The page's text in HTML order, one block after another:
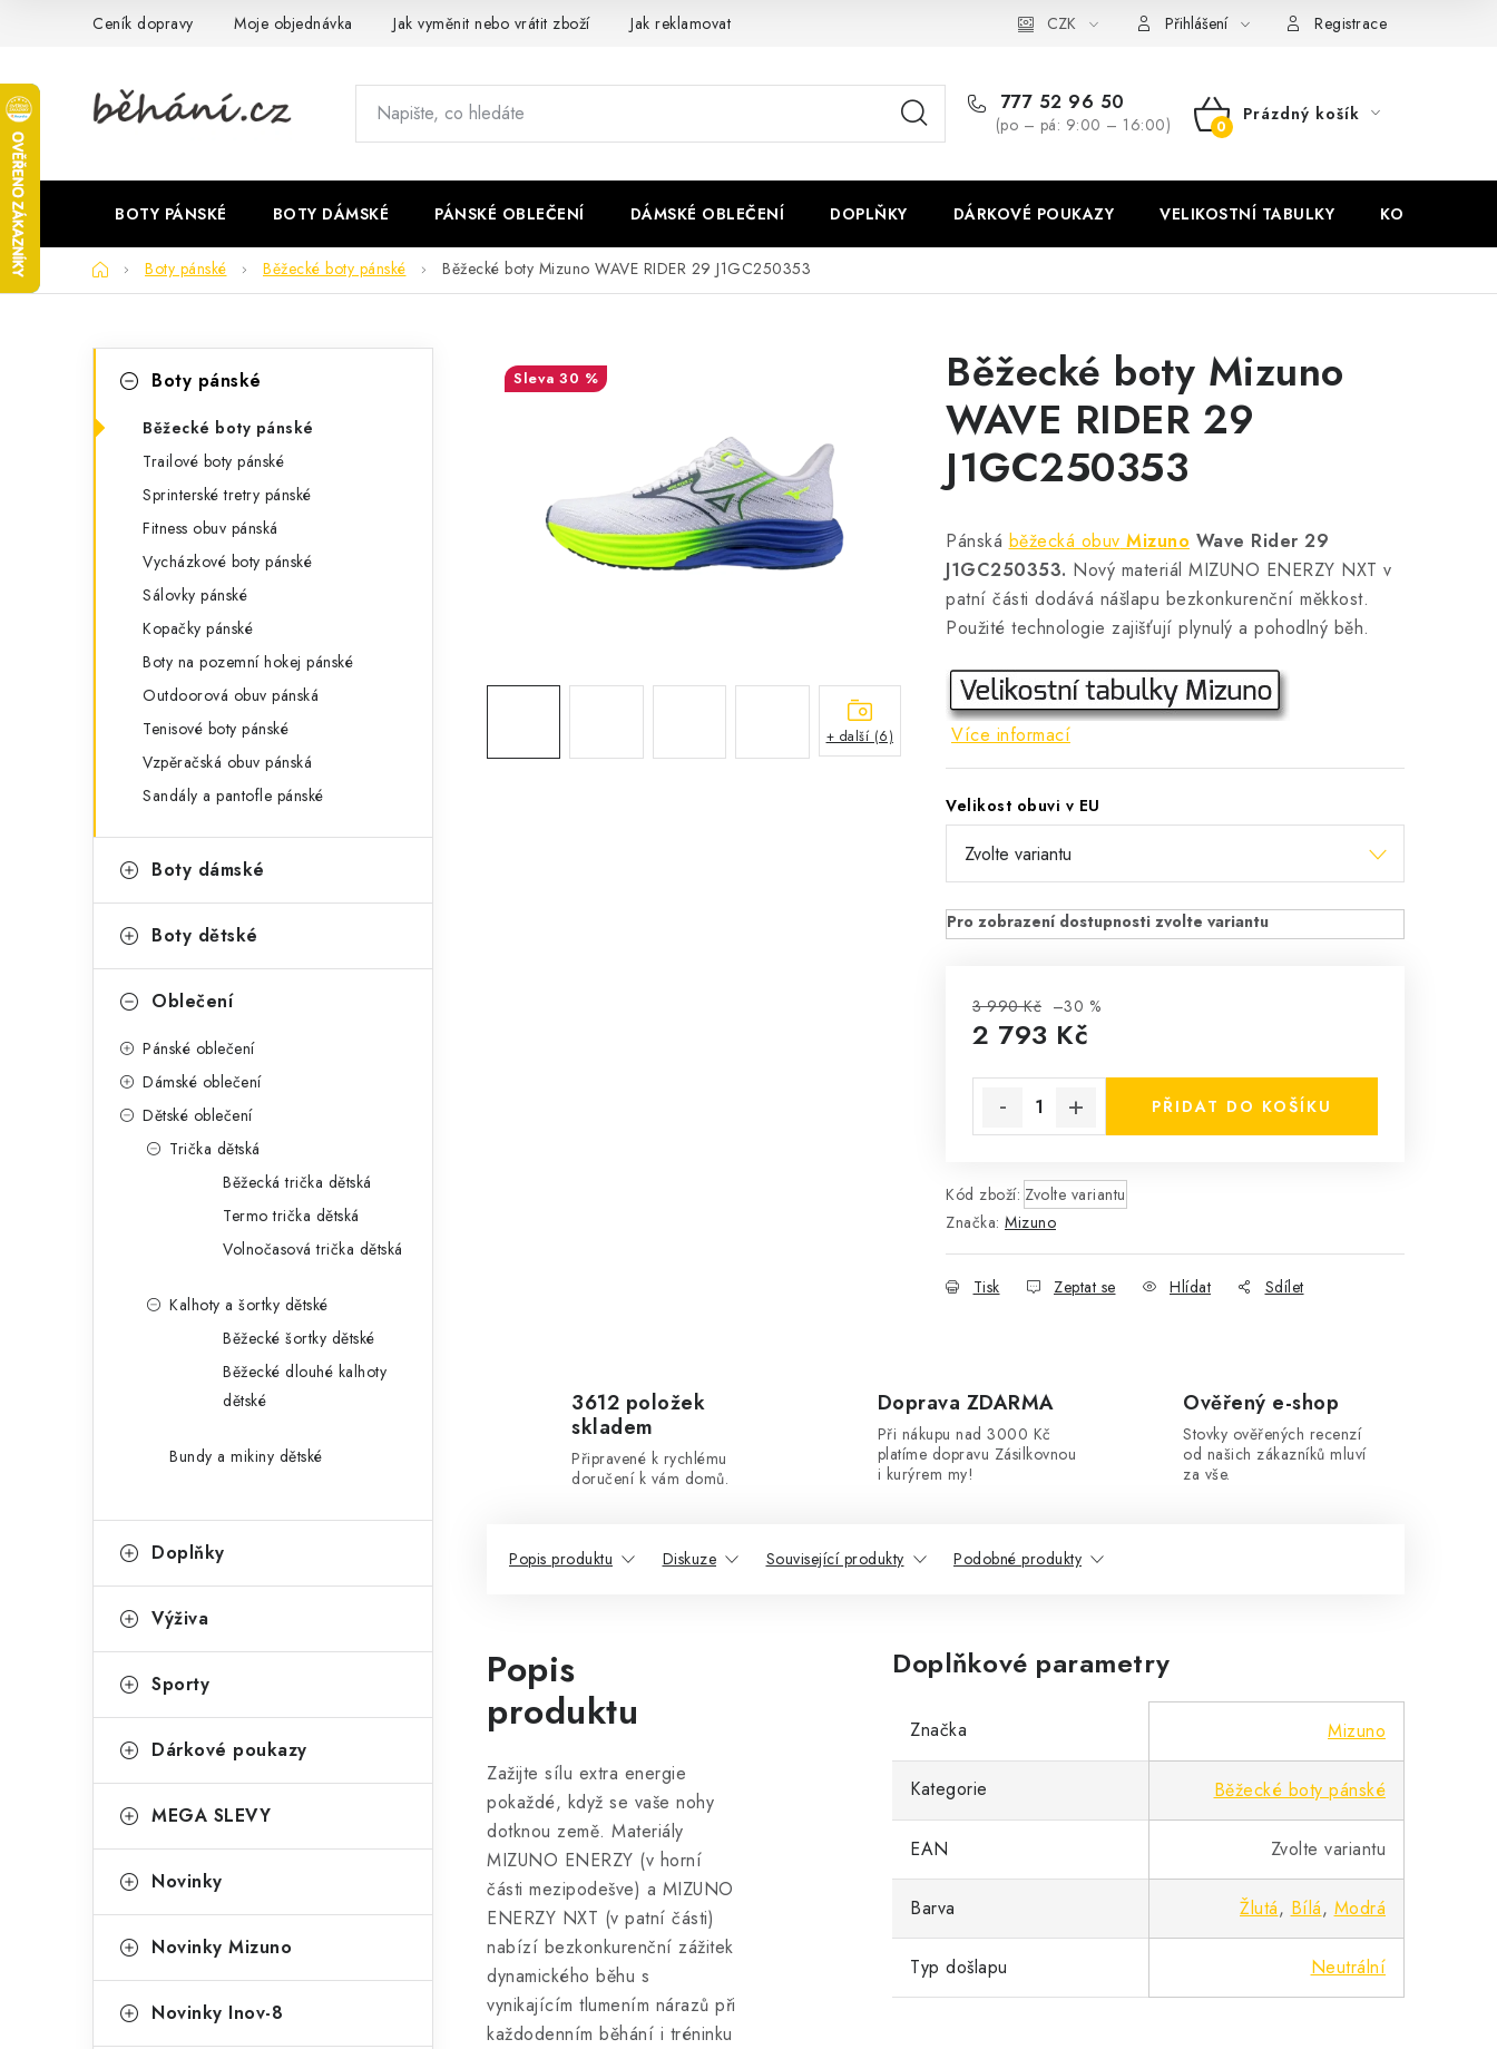
Ceník dopravy Moje objednávka Jak vyměnit nebo vrátit zboží Jak reklamovat Velikostní tabulky Ochrana osobních údajů Zásady používání
CZK Přihlášení Registrace
777 52 96 50
(po – pá: 9:00 – 16:00)
NÁKUPNÍ
Prázdný košík
BOTY PÁNSKÉ BOTY DÁMSKÉ PÁNSKÉ OBLEČENÍ DÁMSKÉ OBLEČENÍ DOPLŇKY DÁRKOVÉ POUKAZY VELIKOSTNÍ TABULKY KONTAKT
DomůBoty pánské Běžecké boty pánské Běžecké boty Mizuno WAVE RIDER 29 J1GC250353
o
s
n
l
kategorie
t
Boty pánské
Běžecké boty pánské
Trailové boty pánské
Sprinterské tretry pánské
Fitness obuv pánská
Vycházkové boty pánské
Sálovky pánské
Kopačky pánské
Boty na pozemní hokej pánské
Outdoorová obuv pánská
Tenisové boty pánské
Vzpěračská obuv pánská
Sandály a pantofle pánské
Boty dámské
Boty dětské
Oblečení
Pánské oblečení
Dámské oblečení
Dětské oblečení
Trička dětská
Běžecká trička dětská
Termo trička dětská
Volnočasová trička dětská
Kalhoty a šortky dětské
Běžecké šortky dětské
Běžecké dlouhé kalhoty
dětské
Bundy a mikiny dětské
Doplňky
Výživa
Sporty
Dárkové poukazy
MEGA SLEVY
Novinky
Novinky Mizuno
Novinky Inov-8
Běžecké boty Mizuno
WAVE RIDER 29
J1GC250353
Pánská běžecká obuv Mizuno Wave Rider 29
J1GC250353. Nový materiál MIZUNO ENERZY NXT v
patní části dodává nášlapu bezkonkurenční měkkost.
Použité technologie zajišťují plynulý a pohodlný běh.
Více informací
Velikost obuvi v EU
3 990 Kč –30 %
2 793 Kč
PŘIDAT DO KOŠÍKU
Kód zboží: Zvolte variantu
Značka: Mizuno
Tisk Zeptat se Hlídat Sdílet
30 %
+ další (6)
3612 položek
skladem
Připravené k rychlému
doručení k vám domů.
Doprava ZDARMA
Při nákupu nad 3000 Kč
platíme dopravu Zásilkovnou
i kurýrem my!
Ověřený e-shop
Stovky ověřených recenzí
od našich zákazníků mluví
za vše.
Popis produktu Diskuze Související produkty Podobné produkty
Popis
produktu
Zažijte sílu extra energie
pokaždé, když se vaše nohy
dotknou země. Materiály
MIZUNO ENERZY (v horní
části mezipodešve) a MIZUNO
ENERZY NXT (v patní části)
nabízí bezkonkurenční zážitek
dynamického běhu s
vynikajícím tlumením nárazů při
každodenním běhání i tréninku
Doplňkové parametry
Značka Mizuno
Kategorie Běžecké boty pánské
EAN Zvolte variantu
Barva Žlutá, Bílá, Modrá
Typ došlapu Neutrální